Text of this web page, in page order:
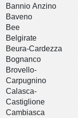
Bannio Anzino
Baveno
Bee
Belgirate
Beura-Cardezza
Bognanco
Brovello-
Carpugnino
Calasca-
Castiglione
Cambiasca